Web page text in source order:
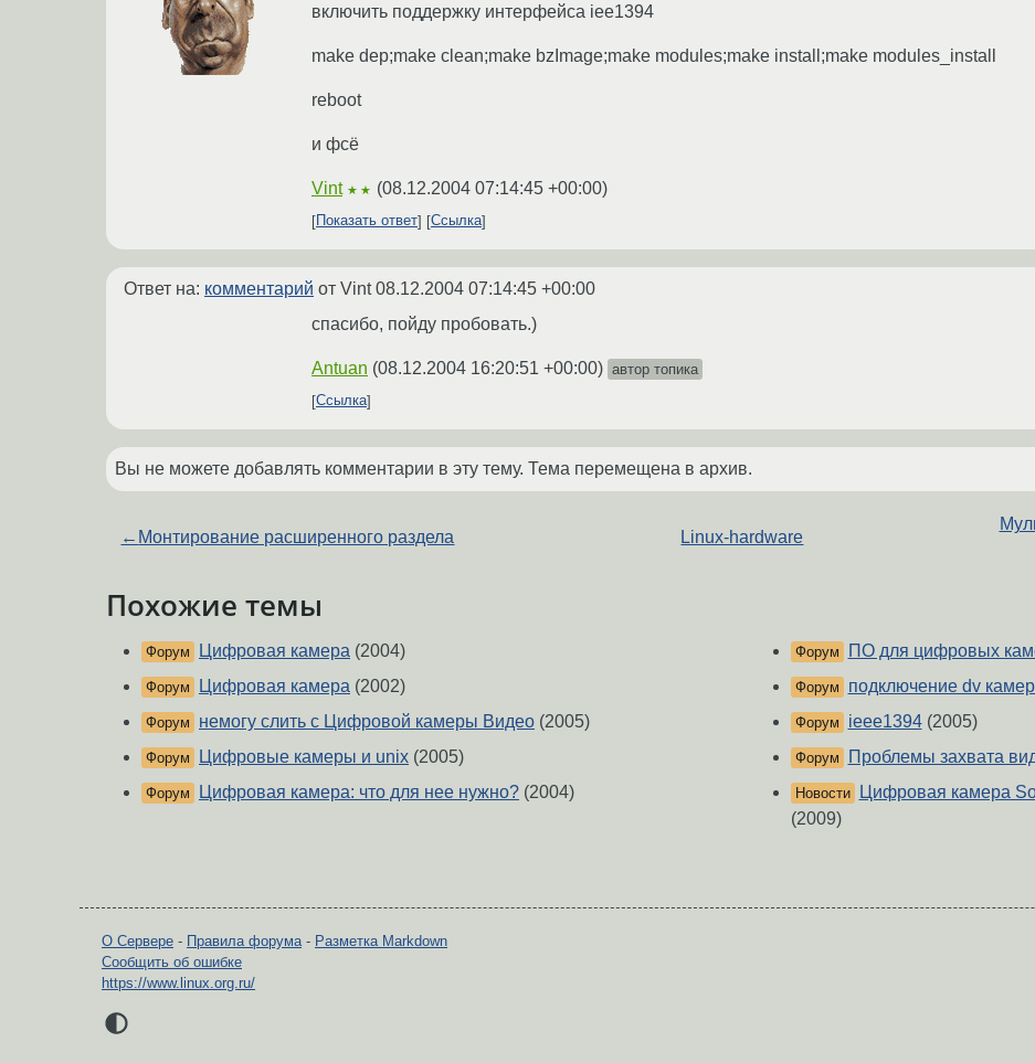
включить поддержку интерфейса iee1394
make dep;make clean;make bzImage;make modules;make install;make modules_install
reboot
и фсё
Vint ★★ (08.12.2004 07:14:45 +00:00)
Показать ответ Ссылка
Ответ на: комментарий от Vint08.12.2004 07:14:45 +00:00
спасибо, пойду пробовать.)
Antuan (08.12.2004 16:20:51 +00:00) автор топика
Ссылка
Вы не можете добавлять комментарии в эту тему. Тема перемещена в архив.
← Монтирование расширенного раздела Linux-hardware
Похожие темы
Форум Цифровая камера (2004)
Форум Цифровая камера (2002)
Форум немогу слить с Цифровой камеры Видео (2005)
Форум Цифровые камеры и unix (2005)
Форум Цифровая камера: что для нее нужно? (2004)
Форум ПО для цифровых
Форум подключение dv
Форум ieee1394(2005)
Форум Проблемы захвата
Новости
Цифровая камера
(2009)
О Сервере - Правила форума- Разметка Markdown
Сообщить об ошибке
https://www.linux.org.ru/